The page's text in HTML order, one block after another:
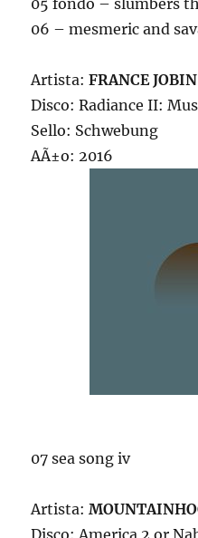
05 fondo – slumbers
06 – mesmeric and
Artista:FRANCE JOBIN
Disco: Radiance II:
Sello: Schwebung
AÃ±o: 2016
07 sea song iv
Artista: